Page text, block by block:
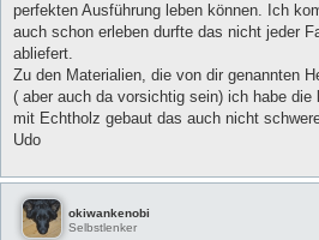
perfekten Ausführung leben können. Ich
auch schon erleben durfte das nicht jeder
abliefert.
Zu den Materialien, die von dir genannten
( aber auch da vorsichtig sein) ich habe
mit Echtholz gebaut das auch nicht
Udo
okiwankenobi
Selbstlenker